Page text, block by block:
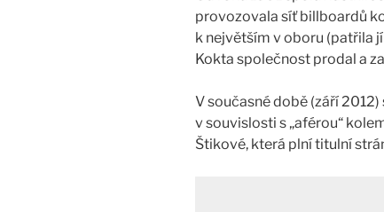
provozovala síť billboardů
k největším v oboru (patřila
Kokta společnost prodal a
V současné době (září
v souvislosti s „aférou“
Štikové, která plní titulní